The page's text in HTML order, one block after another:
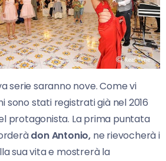
serie saranno nove. Come vi
sono stati registrati già nel 2016
protagonista. La prima puntata
don Antonio, ne rievocherà i
sua vita e mostrerà la